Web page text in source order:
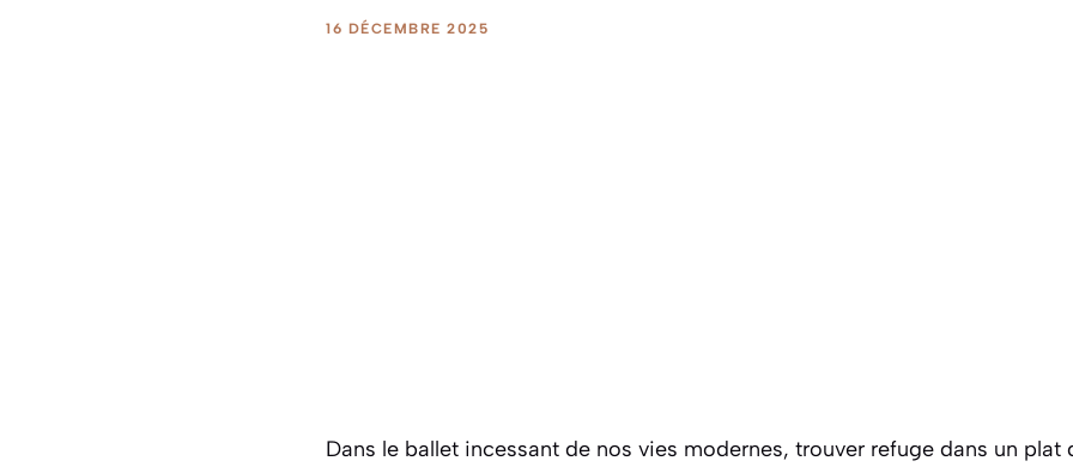
16 DÉCEMBRE 2025
Dans le ballet incessant de nos vies modernes, trouver refuge dans un plat